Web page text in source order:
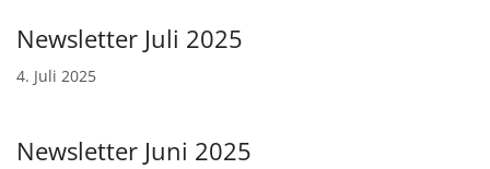
Newsletter Juli 2025
4. Juli 2025
Newsletter Juni 2025